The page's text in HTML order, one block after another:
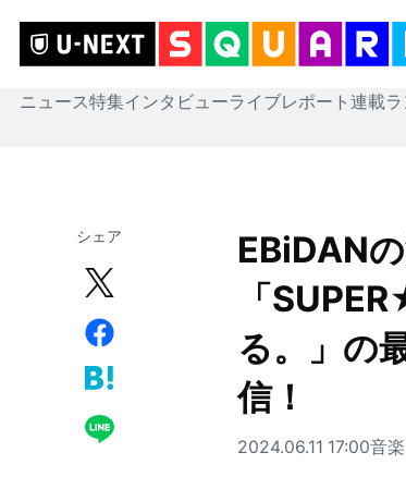
ニュース特集インタビューライブレポート 連載
シェア
EBiDAN
「
る。」の
信！
2024.06.11 17:00音